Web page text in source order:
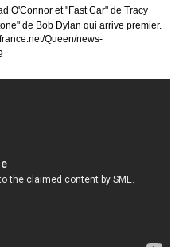
O'Connor et "Fast Car" de Tracy
de Bob Dylan qui arrive premier.
Queen/news-